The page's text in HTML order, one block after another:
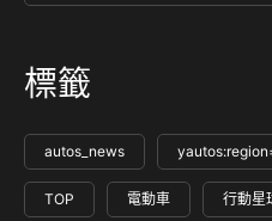
標籤
autos_news
TOP 電動車 行動星